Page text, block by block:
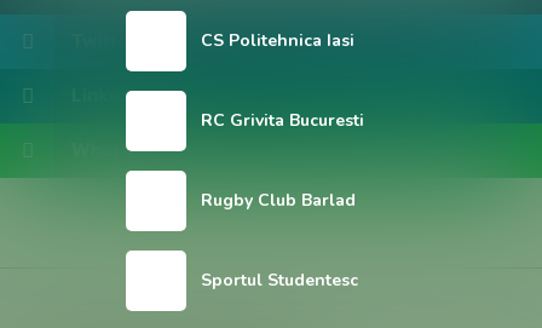
CS Politehnica Iasi
RC Grivita Bucuresti
Rugby Club Barlad
Sportul Studentesc
LinkedIn
WhatsApp